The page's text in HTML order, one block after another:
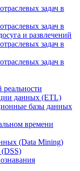
задач в
задач в
и развлечений
задач в
задач в
данных (ETL)
базы данных
времени
(Data Mining)